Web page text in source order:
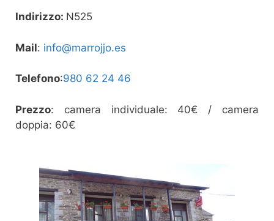
Indirizzo: N525
Mail: info@marrojjo.es
Telefono:980 62 24 46
Prezzo: camera individuale: 40€ / camera
doppia: 60€